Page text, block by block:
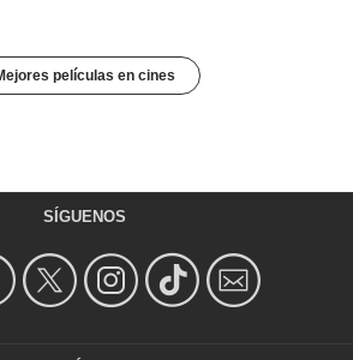
películas en cines
SÍGUENOS